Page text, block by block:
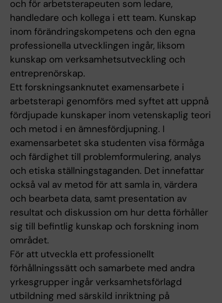
och för arbetsterapeuten som ledare,
handledare och kollega i ett team. Kunskap
inom förändringskompetens och den egna
professionella utvecklingen ingår, liksom
kunskap om verksamhetsutveckling och
entreprenörskap.
Ett forskningsanknutet examensarbete i
arbetsterapi genomförs med syftet att uppnå
fördjupade kunskaper inom vetenskaplig teori
och metod i en ämnesfördjupning. I
examensarbetet ska studenten visa förmåga
och färdighet till problemformulering, analys
och etiska ställningstaganden. Det innefattar
också val av metod för att samla in, värdera
och bearbeta data, samt presentation av
resultat och diskussion om hur detta förhåller
sig till befintlig kunskap och forskning inom
området.
För att utveckla ett professionellt
förhållningssätt och samarbete med andra
yrkesgrupper ingår verksamhetsförlagd
utbildning med särskild inriktning på